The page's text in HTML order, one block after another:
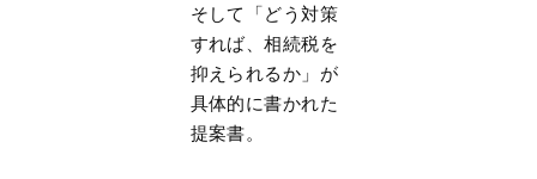
そして「どう対策
すれば、相続税を
抑えられるか」が
具体的に書かれた
提案書。